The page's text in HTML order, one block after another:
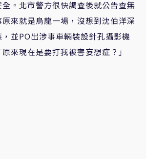
。北市警方很快調查後就公告查無
來就是烏龍一場，沒想到沈伯洋深
並PO出涉事車輛裝設針孔攝影機
來現在是要打我被害妄想症？」